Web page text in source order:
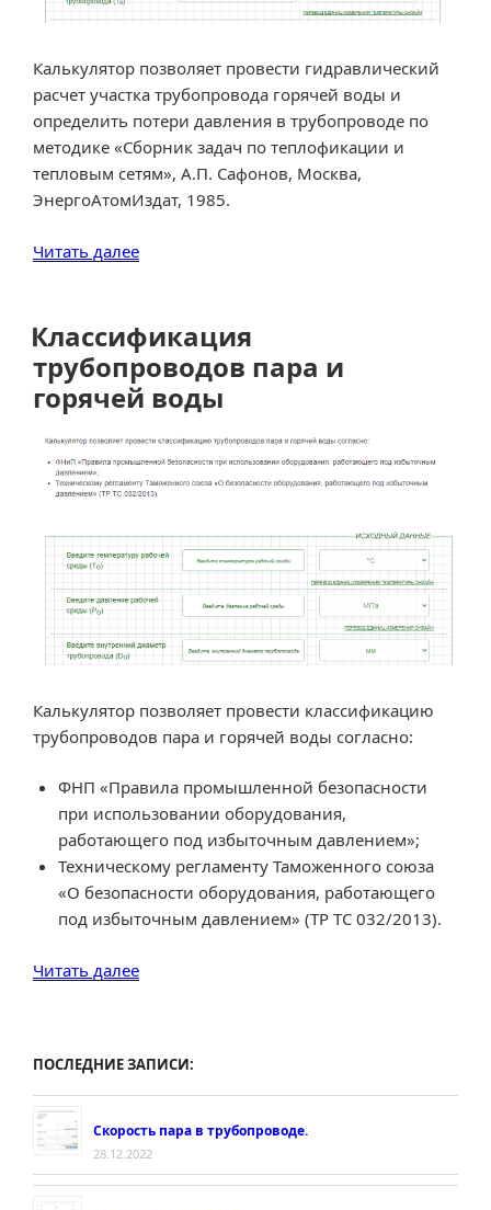
Калькулятор позволяет провести гидравлический
расчет участка трубопровода горячей воды и
определить потери давления в трубопроводе по
методике «Сборник задач по теплофикации и
тепловым сетям», А.П. Сафонов, Москва,
ЭнергоАтомИздат, 1985.
Читать далее«Гидравлический
горячей
воды»
Классификация
трубопроводов пара и
горячей воды
Калькулятор позволяет провести классификацию
трубопроводов пара и горячей воды согласно:
ФНП «Правила промышленной безопасности
при использовании оборудования,
работающего под избыточным давлением»;
Техническому регламенту Таможенного союза
«О безопасности оборудования, работающего
под избыточным давлением» (ТР ТС 032/2013).
Читать далее«Классификация
горячей
воды»
ПОСЛЕДНИЕ ЗАПИСИ:
Скорость пара в трубопроводе.
28.12.2022